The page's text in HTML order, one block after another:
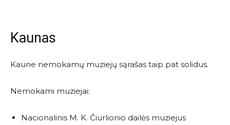
Kaunas
Kaune nemokamų muziejų sąrašas taip pat solidus.
Nemokami muziejai:
Nacionalinis M. K. Čiurlionio dailės muziejus